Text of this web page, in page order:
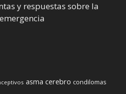
y respuestas sobre la
asma cerebro condilomas